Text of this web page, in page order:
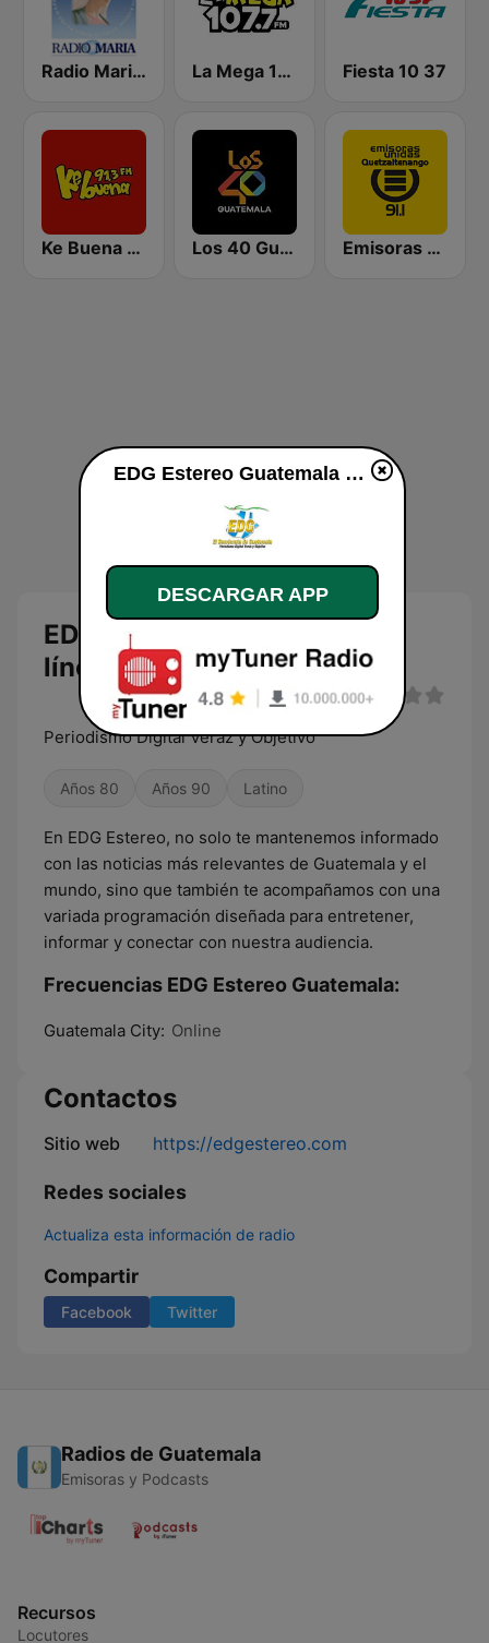
Radio Maria Guatemala La Mega 107.7 FM Fiesta 10 37
Ke Buena 91.3 FM Los 40 Guatemala Emisoras Unidas Quetzaltenango 91.1
EDG Estereo Guatemala en
línea
Periodismo Digital Veraz y Objetivo
Años 80 Años 90 Latino
En EDG Estereo, no solo te mantenemos informado
con las noticias más relevantes de Guatemala y el
mundo, sino que también te acompañamos con una
variada programación diseñada para entretener,
informar y conectar con nuestra audiencia.
Frecuencias EDG Estereo Guatemala:
Guatemala City: Online
Contactos
Sitio web https://edgestereo.com
Redes sociales
Actualiza esta información de radio
Compartir
Facebook Twitter
Radios de Guatemala
Emisoras y Podcasts
Recursos
Locutores
EDG Estereo Guatemala en línea
DESCARGAR APP